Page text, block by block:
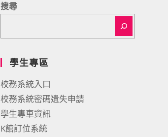
搜尋
學生專區
校務系統入口
校務系統密碼遺失申請
學生專車資訊
K館訂位系統